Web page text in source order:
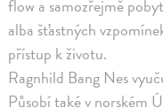
flow a samozřejmě
alba šťastných
přístup k životu.
Ragnhild Bang Nes
Působí také v norském